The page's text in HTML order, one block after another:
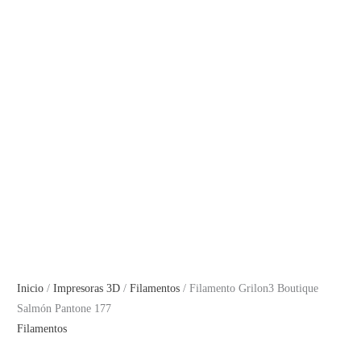
Inicio /Impresoras 3D /Filamentos / Filamento Grilon3 Boutique
Salmón Pantone 177
Filamentos